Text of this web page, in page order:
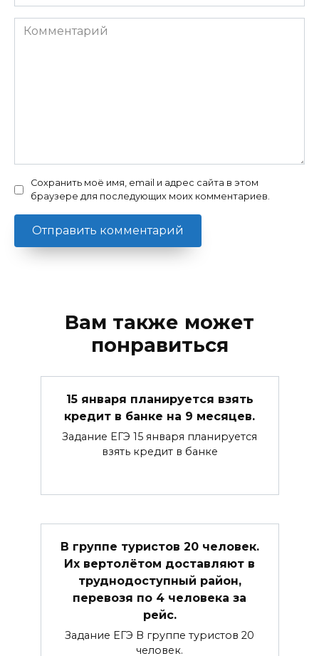
*
Комментарий
Сохранить моё имя, email и адрес сайта в этом
браузере для последующих моих комментариев.
Вам также может
понравиться
15 января планируется взять
кредит в банке на 9 месяцев.
Задание ЕГЭ 15 января планируется
взять кредит в банке
В группе туристов 20 человек.
Их вертолётом доставляют в
труднодоступный район,
перевозя по 4 человека за
рейс.
Задание ЕГЭ В группе туристов 20
человек.